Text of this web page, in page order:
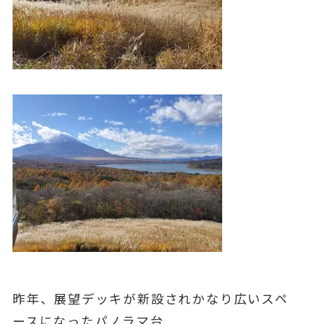
昨年、展望デッキが新設されかなり広いスペ
ースになったパノラマ台